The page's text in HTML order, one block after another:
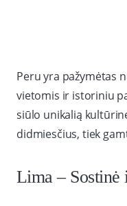
Peru yra pažymėtas
vietomis ir istoriniu
siūlo unikalią
didmiesčius, tiek
Lima – Sostinė